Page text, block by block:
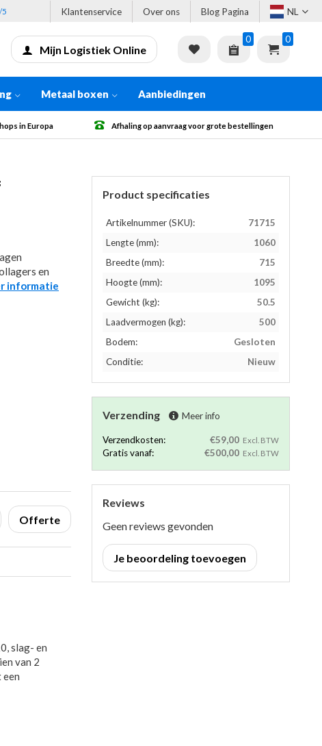
/5 Klantenservice Over ons Blog Pagina NL
Mijn Logistiek Online
0 0
Metaal boxen Aanbiedingen
Afhaling op aanvraag voor grote bestellingen Gratis
en
informatie
Offerte
slag- en
van 2
een
Product specificaties
Artikelnummer (SKU):
71715
Lengte (mm):
1060
Breedte (mm):
715
Hoogte (mm):
1095
Gewicht (kg):
50.5
Laadvermogen (kg):
500
Bodem:
Gesloten
Conditie:
Nieuw
Verzending Meer info
Verzendkosten: €59,00 Excl. BTW
Gratis vanaf: €500,00 Excl. BTW
Reviews
Geen reviews gevonden
Je beoordeling toevoegen